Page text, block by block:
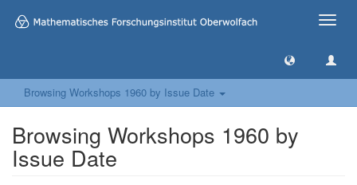
Toggle
Browsing Workshops 1960 by Issue Date
Browsing Workshops 1960 by
Issue Date